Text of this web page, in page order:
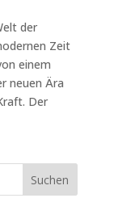
der
Zeit
einem
neuen Ära
Der
Suchen